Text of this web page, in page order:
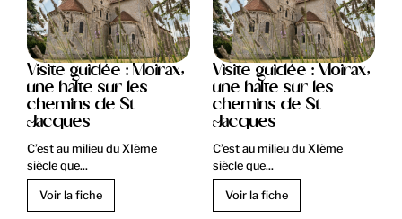
Visite guidée : Moirax,
une halte sur les
chemins de St
Jacques
C’est au milieu du XIème
siècle que...
Voir la fiche
Visite guidée : Moirax,
une halte sur les
chemins de St
Jacques
C’est au milieu du XIème
siècle que...
Voir la fiche